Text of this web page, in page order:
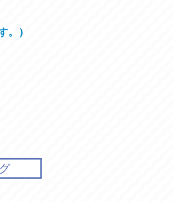
。）